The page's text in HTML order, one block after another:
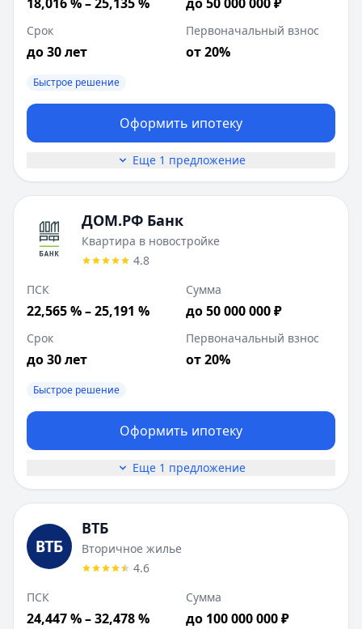
Срок
до 30 лет
Первоначальный взнос
от 20%
Быстрое решение
Оформить ипотеку
Еще 1 предложение
ДОМ.РФ Банк
Квартира в новостройке
4.8
ПСК
22,565 % – 25,191 %
Сумма
до 50 000 000 ₽
Срок
до 30 лет
Первоначальный взнос
от 20%
Быстрое решение
Оформить ипотеку
Еще 1 предложение
ВТБ
Вторичное жилье
4.6
ПСК
24,447 % – 32,478 %
Сумма
до 100 000 000 ₽